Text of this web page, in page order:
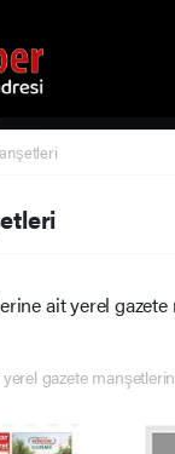
ait yerel
gazete